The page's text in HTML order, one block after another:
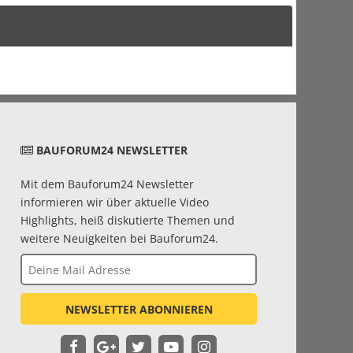
BAUFORUM24 NEWSLETTER
Mit dem Bauforum24 Newsletter
informieren wir über aktuelle Video
Highlights, heiß diskutierte Themen und
weitere Neuigkeiten bei Bauforum24.
NEWSLETTER ABONNIEREN